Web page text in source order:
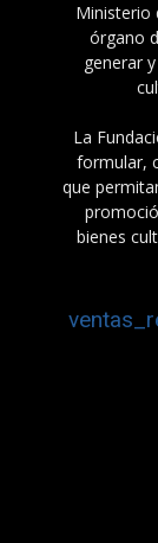
Ministerio
órgano
generar
La
formular,
que
bienes